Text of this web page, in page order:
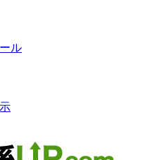
ル